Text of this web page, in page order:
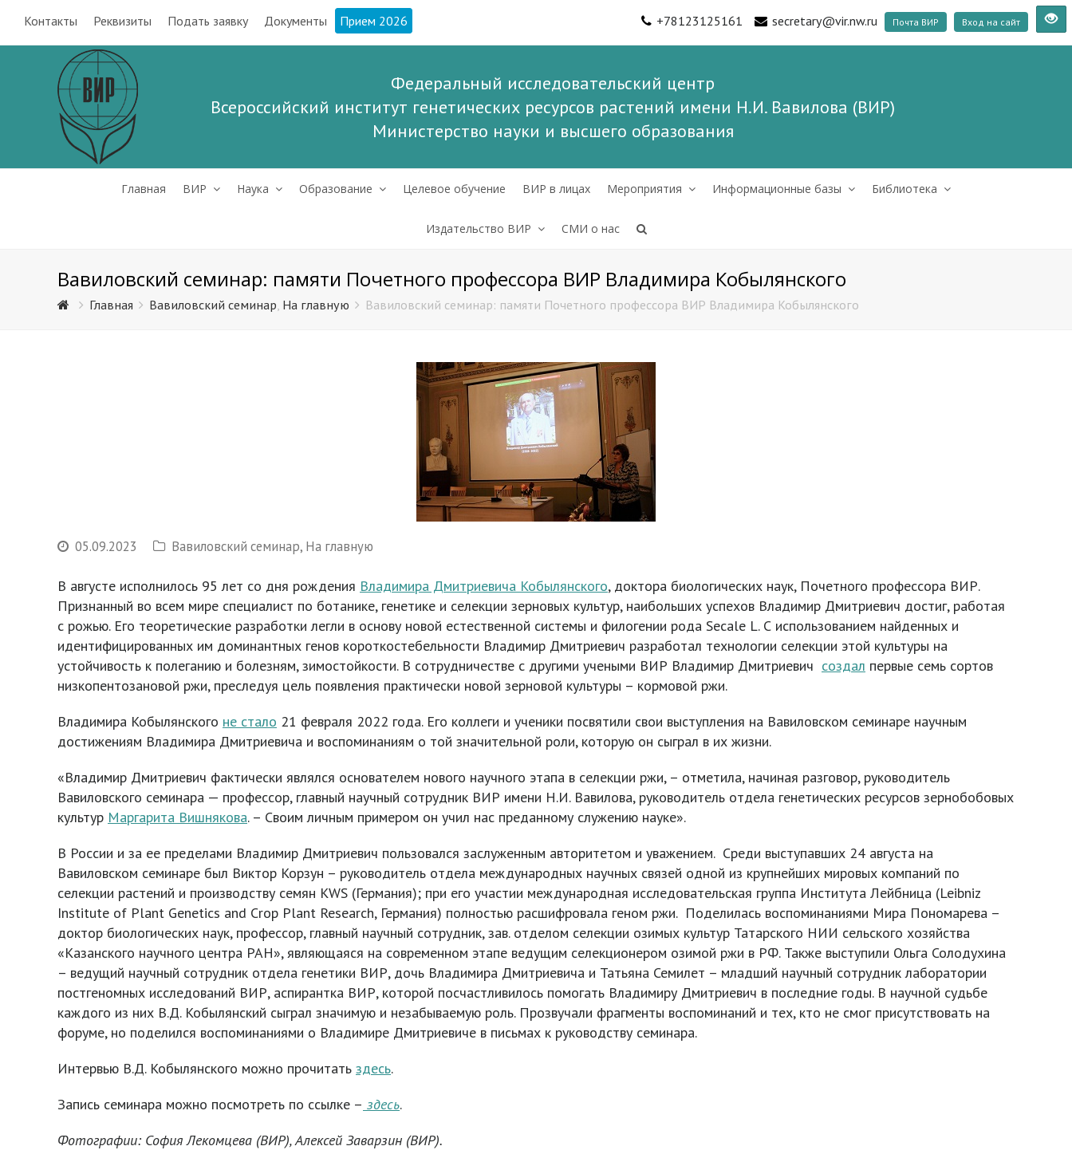
Контакты Реквизиты Подать заявку Документы Прием 2026 +78123125161 secretary@vir.nw.ru Почта ВИР Вход на сайт
Федеральный исследовательский центр
Всероссийский институт генетических ресурсов растений имени Н.И. Вавилова (ВИР)
Министерство науки и высшего образования
Главная ВИР Наука Образование Целевое обучение ВИР в лицах Мероприятия Информационные базы Библиотека
Издательство ВИР СМИ о нас
Вавиловский семинар: памяти Почетного профессора ВИР Владимира Кобылянского
Главная Вавиловский семинар, На главную Вавиловский семинар: памяти Почетного профессора ВИР Владимира Кобылянского
05.09.2023 Вавиловский семинар, На главную
В августе исполнилось 95 лет со дня рождения Владимира Дмитриевича Кобылянского, доктора биологических наук, Почетного профессора ВИР.
Признанный во всем мире специалист по ботанике, генетике и селекции зерновых культур, наибольших успехов Владимир Дмитриевич достиг, работая
с рожью. Его теоретические разработки легли в основу новой естественной системы и филогении рода Secale L. С использованием найденных и
идентифицированных им доминантных генов короткостебельности Владимир Дмитриевич разработал технологии селекции этой культуры на
устойчивость к полеганию и болезням, зимостойкости. В сотрудничестве с другими учеными ВИР Владимир Дмитриевич создал первые семь сортов
низкопентозановой ржи, преследуя цель появления практически новой зерновой культуры – кормовой ржи.
Владимира Кобылянского не стало 21 февраля 2022 года. Его коллеги и ученики посвятили свои выступления на Вавиловском семинаре научным
достижениям Владимира Дмитриевича и воспоминаниям о той значительной роли, которую он сыграл в их жизни.
«Владимир Дмитриевич фактически являлся основателем нового научного этапа в селекции ржи, – отметила, начиная разговор, руководитель
Вавиловского семинара — профессор, главный научный сотрудник ВИР имени Н.И. Вавилова, руководитель отдела генетических ресурсов зернобобовых
культур Маргарита Вишнякова. – Своим личным примером он учил нас преданному служению науке».
В России и за ее пределами Владимир Дмитриевич пользовался заслуженным авторитетом и уважением. Среди выступавших 24 августа на
Вавиловском семинаре был Виктор Корзун – руководитель отдела международных научных связей одной из крупнейших мировых компаний по
селекции растений и производству семян KWS (Германия); при его участии международная исследовательская группа Института Лейбница (Leibniz
Institute of Plant Genetics and Crop Plant Research, Германия) полностью расшифровала геном ржи. Поделилась воспоминаниями Мира Пономарева –
доктор биологических наук, профессор, главный научный сотрудник, зав. отделом селекции озимых культур Татарского НИИ сельского хозяйства
«Казанского научного центра РАН», являющаяся на современном этапе ведущим селекционером озимой ржи в РФ. Также выступили Ольга Солодухина
– ведущий научный сотрудник отдела генетики ВИР, дочь Владимира Дмитриевича и Татьяна Семилет – младший научный сотрудник лаборатории
постгеномных исследований ВИР, аспирантка ВИР, которой посчастливилось помогать Владимиру Дмитриевич в последние годы. В научной судьбе
каждого из них В.Д. Кобылянский сыграл значимую и незабываемую роль. Прозвучали фрагменты воспоминаний и тех, кто не смог присутствовать на
форуме, но поделился воспоминаниями о Владимире Дмитриевиче в письмах к руководству семинара.
Интервью В.Д. Кобылянского можно прочитать здесь.
Запись семинара можно посмотреть по ссылке – здесь.
Фотографии: София Лекомцева (ВИР), Алексей Заварзин (ВИР).